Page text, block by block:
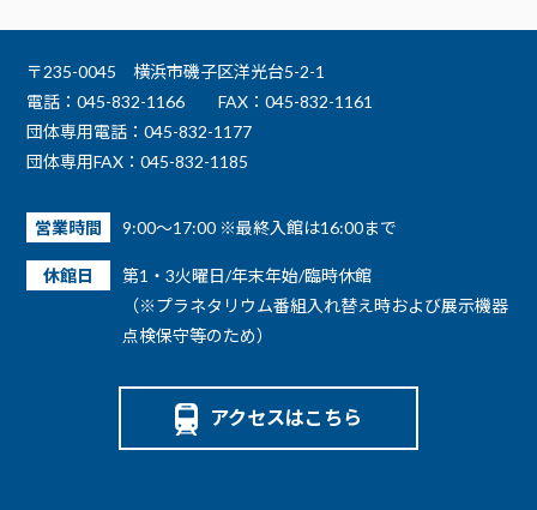
〒235-0045 横浜市磯子区洋光台5-2-1
電話：045-832-1166
FAX：045-832-1161
団体専用電話：045-832-1177
団体専用FAX：045-832-1185
営業時間 9:00～17:00 ※最終入館は16:00まで
休館日
第1・3火曜日/年末年始/臨時休館
（※プラネタリウム番組入れ替え時および展示機器
点検保守等のため）
アクセスはこちら